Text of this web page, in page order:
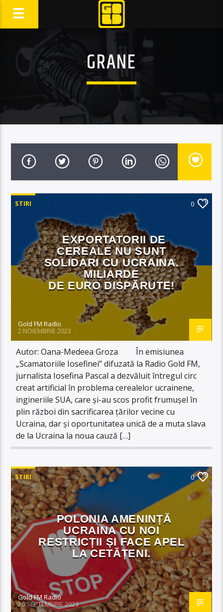
GRANE
STIRI 0
EXPORTATORII DE
CEREALE NU SUNT
SOLIDARI CU UCRAINA.
MILIARDE
DE EURO DISPĂRUTE!
Gold FM Radio
2 NOIEMBRIE 2023
Autor: Oana-Medeea Groza În emisiunea
„Scamatoriile Iosefinei” difuzată la Radio Gold FM,
jurnalista Iosefina Pascal a dezvăluit întregul circ
creat artificial în problema cerealelor ucrainene,
ingineriile SUA, care și-au scos profit frumușel în
plin război din sacrificarea țărilor vecine cu
Ucraina, dar și oportunitatea unică de a muta slava
de la Ucraina la noua cauză […]
STIRI 0
POLONIA AMENINȚĂ
UCRAINA CU NOI
RESTRICȚII ȘI FACE APEL
LA CETĂȚENI.
Gold FM Radio
20 SEPTEMBRIE 2023